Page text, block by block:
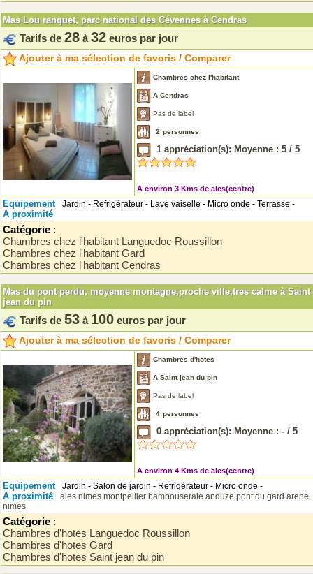
Mas Lou ranquet, parc national des Cévennes à Cendras
Tarifs de 28 à 32 euros par jour
Ajouter à ma sélection de favoris / Comparer
Chambres chez l'habitant
A Cendras
Pas de label
2 personnes
1 appréciation(s): Moyenne : 5 / 5
A environ 3 Kms de ales(centre)
Equipement Jardin - Refrigérateur - Lave vaiselle - Micro onde - Terrasse -
A proximité
Catégorie :
Chambres chez l'habitant Languedoc Roussillon
Chambres chez l'habitant Gard
Chambres chez l'habitant Cendras
Mas du pont perdu, moyenne montagne,proche ville,tres calme à Saint
jean du pin
Tarifs de 53 à 100 euros par jour
Ajouter à ma sélection de favoris / Comparer
Chambres d'hotes
A Saint jean du pin
Pas de label
4 personnes
0 appréciation(s): Moyenne : - / 5
A environ 4 Kms de ales(centre)
Equipement Jardin - Salon de jardin - Refrigérateur - Micro onde -
A proximité ales nimes montpellier bambouseraie anduze pont du gard arene
nimes
Catégorie :
Chambres d'hotes Languedoc Roussillon
Chambres d'hotes Gard
Chambres d'hotes Saint jean du pin